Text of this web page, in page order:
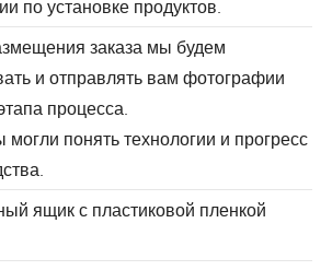
по установке продуктов.
заказа мы будем
и отправлять вам фотографии
процесса.
понять технологии и прогресс
ящик с пластиковой пленкой